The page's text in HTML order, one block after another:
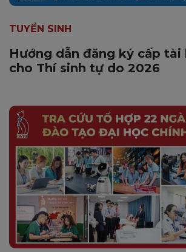
TUYỂN SINH
Hướng dẫn đăng ký cấp tài
cho Thí sinh tự do 2026